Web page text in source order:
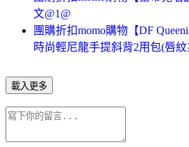
文@1@
團購折扣momo購物【DF
時尚輕尼龍手提斜背2用包(唇
載入更多